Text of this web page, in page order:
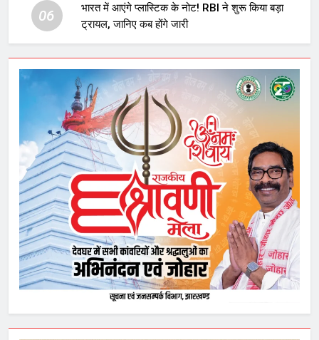
06
भारत में आएंगे प्लास्टिक के नोट! RBI ने शुरू किया बड़ा
ट्रायल, जानिए कब होंगे जारी